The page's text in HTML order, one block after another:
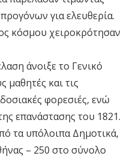
για ελευθερία.
κόσμου χειροκρότησαν
άνοιξε το Γενικό
και τις
φορεσιές, ενώ
επανάστασης του 1821.
τα υπόλοιπα Δημοτικά,
– 250 στο σύνολο